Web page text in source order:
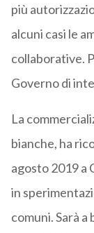
più
alcuni casi le
collaborative.
Governo di
La
bianche, ha
agosto 2019 a
in
comuni. Sarà